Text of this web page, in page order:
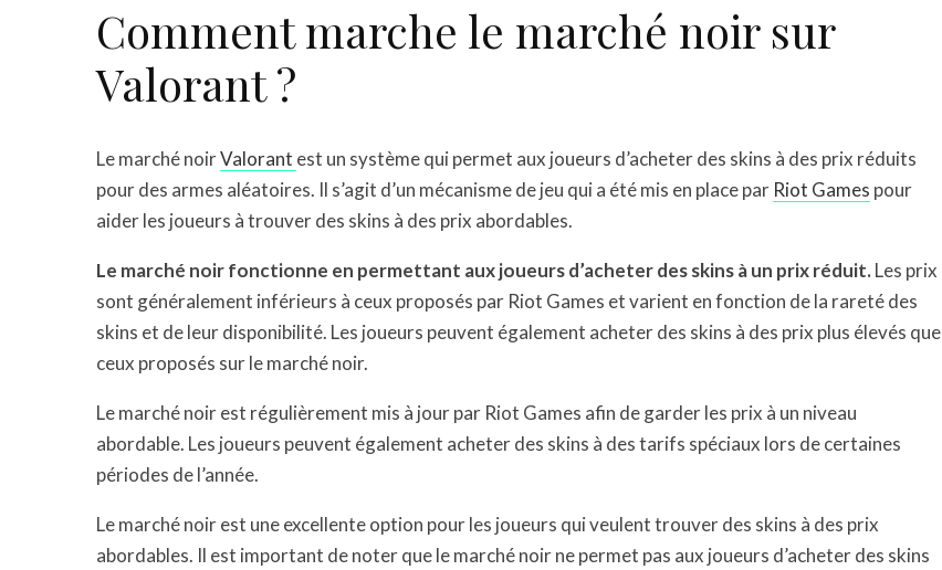
Comment marche le marché noir sur
Valorant ?
Le marché noirValorant est un système qui permet aux joueurs d’acheter des skins à des prix réduits
pour des armes aléatoires. Il s’agit d’un mécanisme de jeu qui a été mis en place par Riot Games pour
aider les joueurs à trouver des skins à des prix abordables.
Le marché noir fonctionne en permettant aux joueurs d’acheter des skins à un prix réduit.Les prix
sont généralement inférieurs à ceux proposés par Riot Games et varient en fonction de la rareté des
skins et de leur disponibilité. Les joueurs peuvent également acheter des skins à des prix plus élevés que
ceux proposés sur le marché noir.
Le marché noir est régulièrement mis à jour par Riot Games afin de garder les prix à un niveau
abordable. Les joueurs peuvent également acheter des skins à des tarifs spéciaux lors de certaines
périodes de l’année.
Le marché noir est une excellente option pour les joueurs qui veulent trouver des skins à des prix
abordables. Il est important de noter que le marché noir ne permet pas aux joueurs d’acheter des skins